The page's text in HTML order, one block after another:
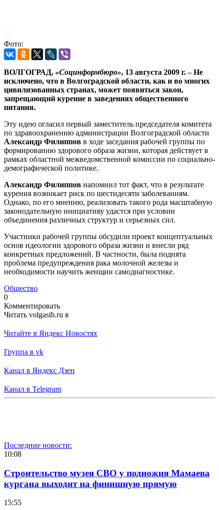
Фото:
ВОЛГОГРАД, «Социнформбюро», 13 августа 2009 г. – Не
исключено, что в Волгоградской области, как и во многих
цивилизованных странах, может появиться закон,
запрещающий курение в заведениях общественного
питания.
Эту идею огласил первый заместитель председателя комитета
по здравоохранению администрации Волгоградской области
Александр Филиппов в ходе заседания рабочей группы по
формированию здорового образа жизни, которая действует в
рамках областной межведомственной комиссии по социально-
демографической политике.
Александр Филиппов напомнил тот факт, что в результате
курения возникает риск по шестидесяти заболеваниям.
Однако, по его мнению, реализовать такого рода масштабную
законодательную инициативу удастся при условии
объединения различных структур и серьезных сил.
Участники рабочей группы обсудили проект концептуальных
основ идеологии здорового образа жизни и внесли ряд
конкретных предложений. В частности, была поднята
проблема предупреждения рака молочной железы и
необходимости научить женщин самодиагностике.
Общество
0
Комментировать
Читать volgasib.ru в
Читайте в Яндекс Новостях
Группа в vk
Канал в Яндекс Дзен
Канал в Telegram
Последние новости:
10:08
Строительство музея СВО у подножия Мамаева
кургана выходит на финишную прямую
15:55